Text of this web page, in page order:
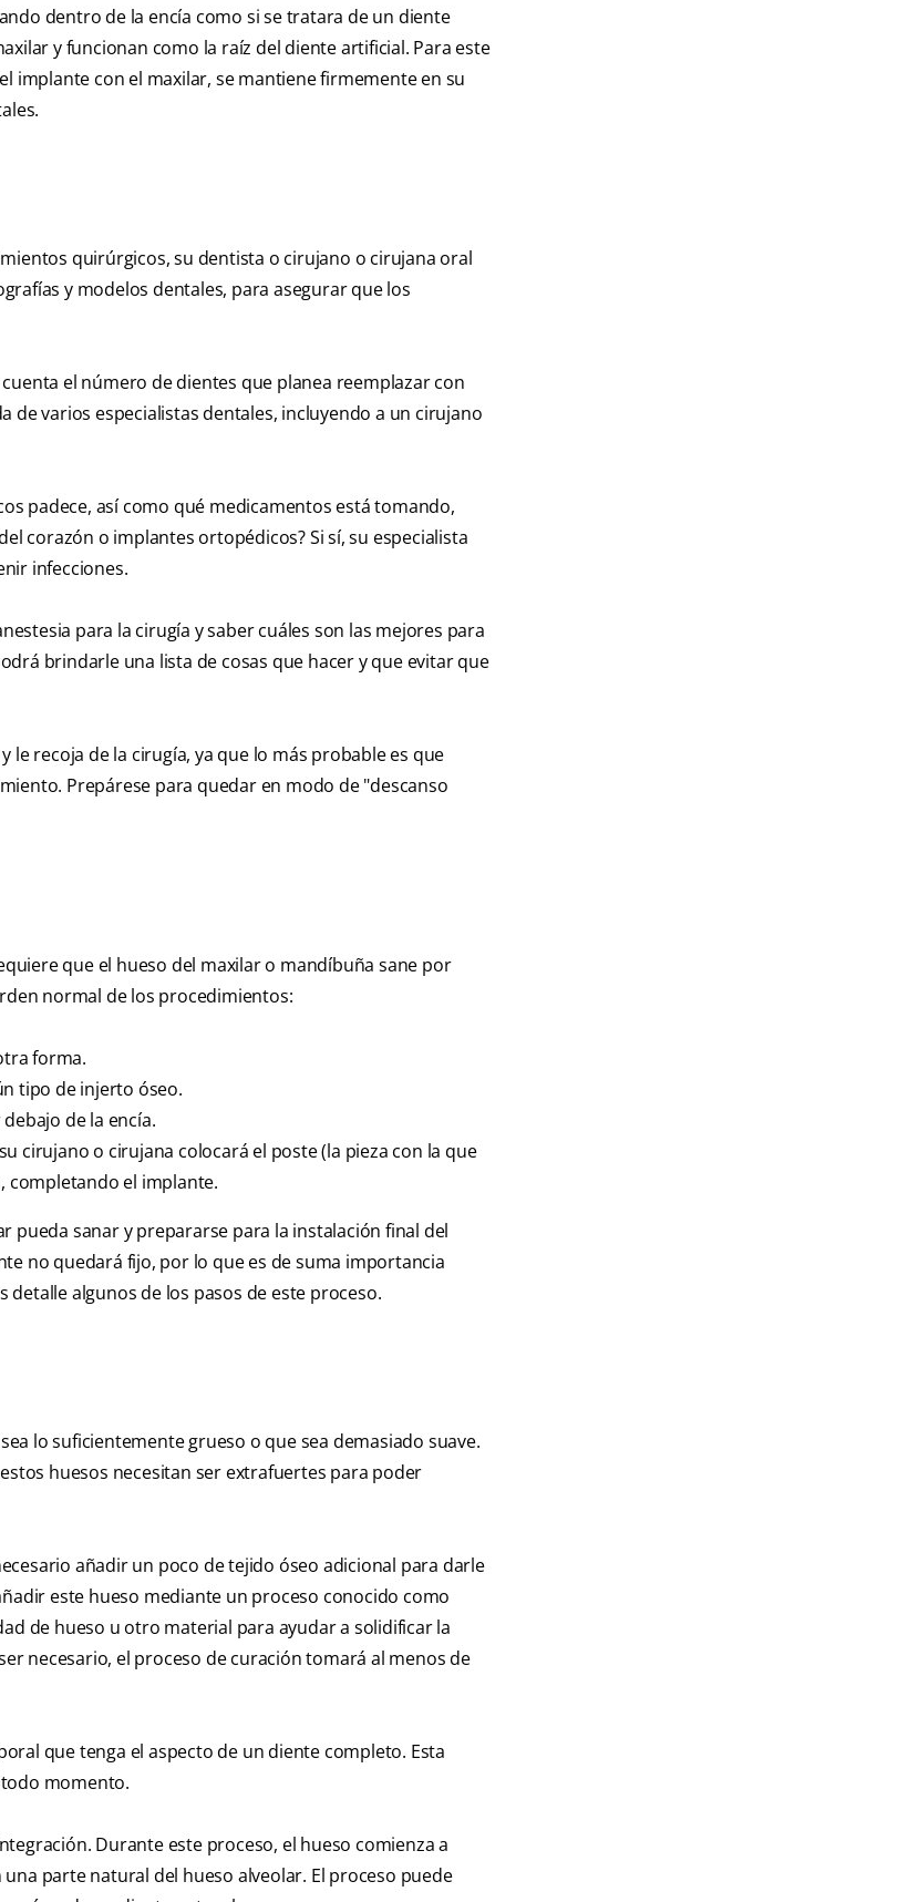
dentro de la encía como si se tratara de un diente
y funcionan como la raíz del diente artificial. Para este
implante con el maxilar, se mantiene firmemente en su
quirúrgicos, su dentista o cirujano o cirujana oral
y modelos dentales, para asegurar que los
el número de dientes que planea reemplazar con
de varios especialistas dentales, incluyendo a un cirujano
padece, así como qué medicamentos está tomando,
corazón o implantes ortopédicos? Si sí, su especialista
infecciones.
para la cirugía y saber cuáles son las mejores para
brindarle una lista de cosas que hacer y que evitar que
le recoja de la cirugía, ya que lo más probable es que
Prepárese para quedar en modo de "descanso
que el hueso del maxilar o mandíbuña sane por
normal de los procedimientos:
forma.
tipo de injerto óseo.
de la encía.
cirujano o cirujana colocará el poste (la pieza con la que
completando el implante.
pueda sanar y prepararse para la instalación final del
no quedará fijo, por lo que es de suma importancia
algunos de los pasos de este proceso.
lo suficientemente grueso o que sea demasiado suave.
huesos necesitan ser extrafuertes para poder
añadir un poco de tejido óseo adicional para darle
este hueso mediante un proceso conocido como
de hueso u otro material para ayudar a solidificar la
necesario, el proceso de curación tomará al menos de
que tenga el aspecto de un diente completo. Esta
momento.
Durante este proceso, el hueso comienza a
parte natural del hueso alveolar. El proceso puede